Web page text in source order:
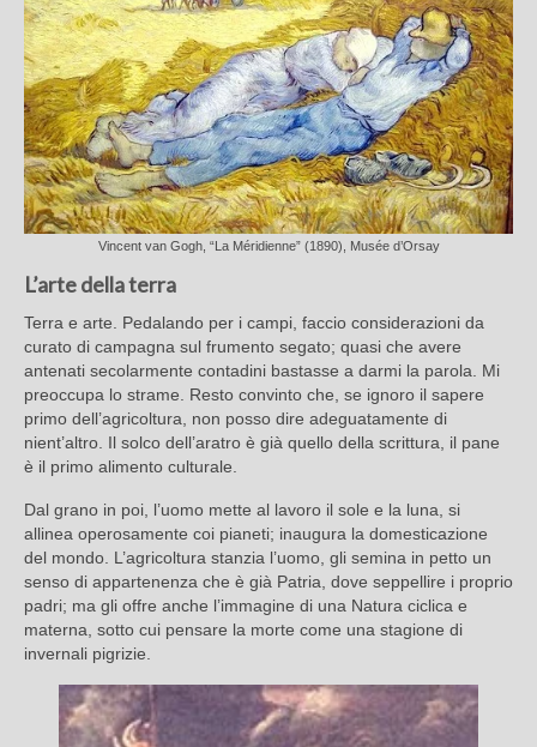
Vincent van Gogh, “La Méridienne” (1890), Musée d’Orsay
L’arte della terra
Terra e arte. Pedalando per i campi, faccio considerazioni da
curato di campagna sul frumento segato; quasi che avere
antenati secolarmente contadini bastasse a darmi la parola. Mi
preoccupa lo strame. Resto convinto che, se ignoro il sapere
primo dell’agricoltura, non posso dire adeguatamente di
nient’altro. Il solco dell’aratro è già quello della scrittura, il pane
è il primo alimento culturale.
Dal grano in poi, l’uomo mette al lavoro il sole e la luna, si
allinea operosamente coi pianeti; inaugura la domesticazione
del mondo. L’agricoltura stanzia l’uomo, gli semina in petto un
senso di appartenenza che è già Patria, dove seppellire i proprio
padri; ma gli offre anche l’immagine di una Natura ciclica e
materna, sotto cui pensare la morte come una stagione di
invernali pigrizie.